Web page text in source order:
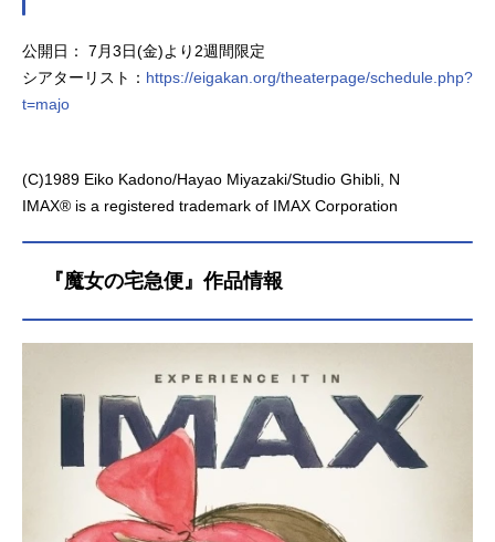
公開日： 7月3日(金)より2週間限定
シアターリスト： https://eigakan.org/theaterpage/schedule.php?
t=majo
(C)1989 Eiko Kadono/Hayao Miyazaki/Studio Ghibli, N
IMAX® is a registered trademark of IMAX Corporation
『魔女の宅急便』作品情報